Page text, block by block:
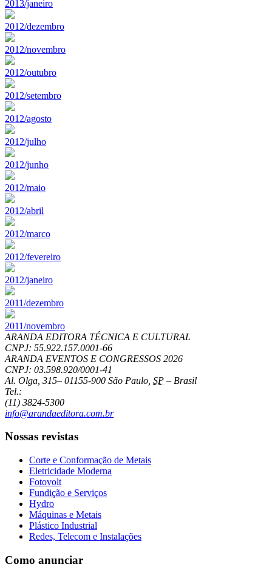
2013/janeiro
2012/dezembro
2012/novembro
2012/outubro
2012/setembro
2012/agosto
2012/julho
2012/junho
2012/maio
2012/abril
2012/marco
2012/fevereiro
2012/janeiro
2011/dezembro
2011/novembro
ARANDA EDITORA TÉCNICA E CULTURAL
CNPJ: 55.922.157.0001-66
ARANDA EVENTOS E CONGRESSOS 2026
CNPJ: 03.598.920/0001-41
Al. Olga, 315– 01155-900 São Paulo SP – Brasil
Tel.:
(11) 3824-5300
info@arandaeditora.com.br
Nossas revistas
Corte e Conformação de Metais
Eletricidade Moderna
Fotovolt
Fundição e Serviços
Hydro
Máquinas e Metais
Plástico Industrial
Redes, Telecom e Instalações
Como anunciar